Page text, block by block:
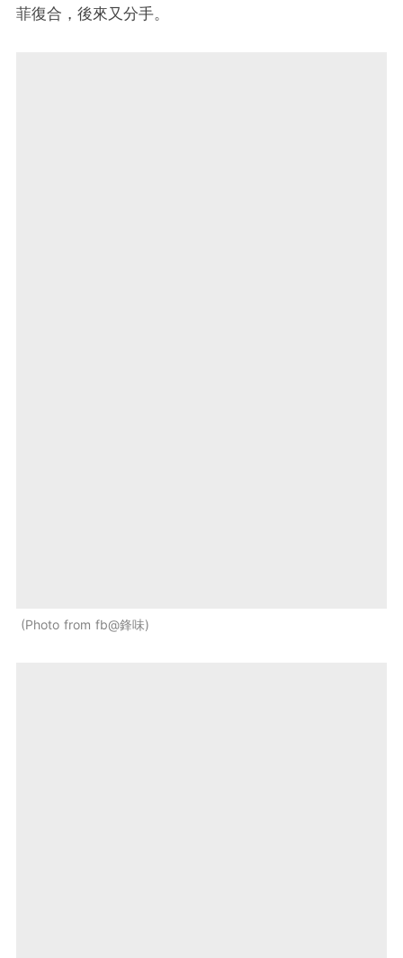
菲復合，後來又分手。
Photo from fb@鋒味